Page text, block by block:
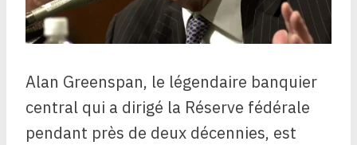
Alan Greenspan, le légendaire banquier
central qui a dirigé la Réserve fédérale
pendant près de deux décennies, est